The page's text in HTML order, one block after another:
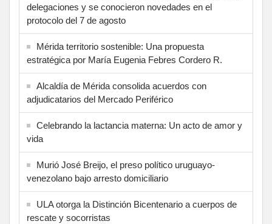
delegaciones y se conocieron novedades en el
protocolo del 7 de agosto
Mérida territorio sostenible: Una propuesta
estratégica por María Eugenia Febres Cordero R.
Alcaldía de Mérida consolida acuerdos con
adjudicatarios del Mercado Periférico
Celebrando la lactancia materna: Un acto de amor y
vida
Murió José Breijo, el preso político uruguayo-
venezolano bajo arresto domiciliario
ULA otorga la Distinción Bicentenario a cuerpos de
rescate y socorristas